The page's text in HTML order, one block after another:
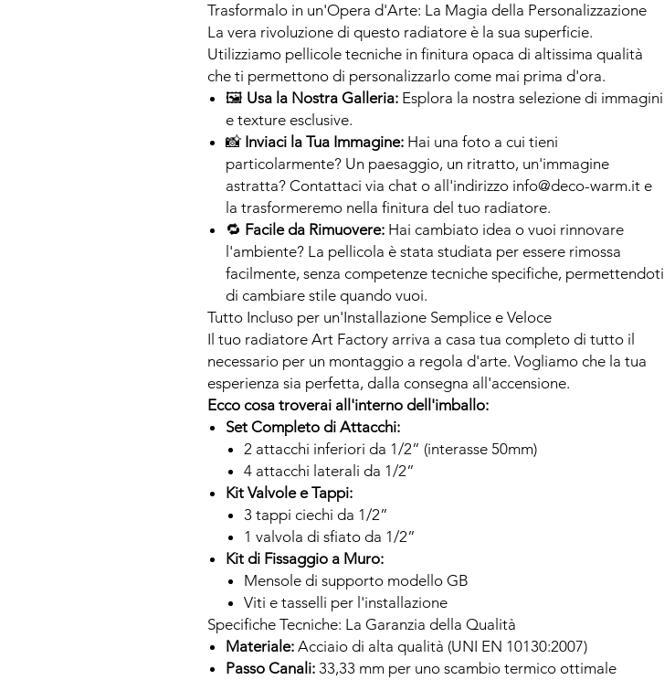
Trasformalo in un'Opera d'Arte: La Magia della Personalizzazione
La vera rivoluzione di questo radiatore è la sua superficie.
Utilizziamo pellicole tecniche in finitura opaca di altissima qualità
che ti permettono di personalizzarlo come mai prima d'ora.
🖼 Usa la Nostra Galleria: Esplora la nostra selezione di immagini
e texture esclusive.
📸 Inviaci la Tua Immagine: Hai una foto a cui tieni
particolarmente? Un paesaggio, un ritratto, un'immagine
astratta? Contattaci via chat o all'indirizzo info@deco-warm.it e
la trasformeremo nella finitura del tuo radiatore.
🔁 Facile da Rimuovere: Hai cambiato idea o vuoi rinnovare
l'ambiente? La pellicola è stata studiata per essere rimossa
facilmente, senza competenze tecniche specifiche, permettendoti
di cambiare stile quando vuoi.
Tutto Incluso per un'Installazione Semplice e Veloce
Il tuo radiatore Art Factory arriva a casa tua completo di tutto il
necessario per un montaggio a regola d'arte. Vogliamo che la tua
esperienza sia perfetta, dalla consegna all'accensione.
Ecco cosa troverai all'interno dell'imballo:
Set Completo di Attacchi:
2 attacchi inferiori da 1/2” (interasse 50mm)
4 attacchi laterali da 1/2”
Kit Valvole e Tappi:
3 tappi ciechi da 1/2”
1 valvola di sfiato da 1/2”
Kit di Fissaggio a Muro:
Mensole di supporto modello GB
Viti e tasselli per l'installazione
Specifiche Tecniche: La Garanzia della Qualità
Materiale: Acciaio di alta qualità (UNI EN 10130:2007)
Passo Canali: 33,33 mm per uno scambio termico ottimale